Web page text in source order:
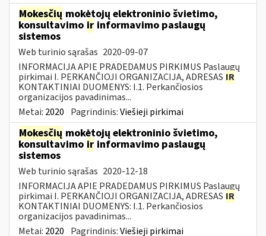
Mokesčių mokėtojų elektroninio švietimo,
konsultavimo ir informavimo paslaugų
sistemos
Web turinio sąrašas 2020-09-07
INFORMACIJA APIE PRADEDAMUS PIRKIMUS Paslaugų
pirkimai I. PERKANČIOJI ORGANIZACIJA, ADRESAS IR
KONTAKTINIAI DUOMENYS: I.1. Perkančiosios
organizacijos pavadinimas...
Metai: 2020 Pagrindinis:Viešieji pirkimai
Mokesčių mokėtojų elektroninio švietimo,
konsultavimo ir informavimo paslaugų
sistemos
Web turinio sąrašas 2020-12-18
INFORMACIJA APIE PRADEDAMUS PIRKIMUS Paslaugų
pirkimai I. PERKANČIOJI ORGANIZACIJA, ADRESAS IR
KONTAKTINIAI DUOMENYS: I.1. Perkančiosios
organizacijos pavadinimas...
Metai: 2020 Pagrindinis:Viešieji pirkimai